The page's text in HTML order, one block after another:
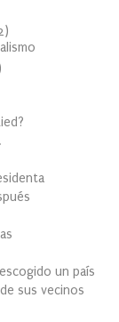
)
un país
sus vecinos